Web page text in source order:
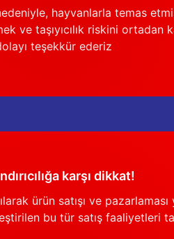
hayvanlarla temas
ve taşıyıcılık riskini ortadan
teşekkür ederiz
karşı dikkat!
ürün satışı ve
bu tür satış faaliyetleri